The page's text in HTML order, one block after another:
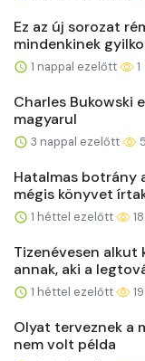
Ez az új sorozat
mindenkinek
1 nappal ezelőtt 1
Charles Bukowski
magyarul
3 nappal ezelőtt 5
Hatalmas botrány
mégis könyvet
1 héttel ezelőtt 18
Tizenévesen
annak, aki a
1 héttel ezelőtt 19
Olyat terveznek a
nem volt példa